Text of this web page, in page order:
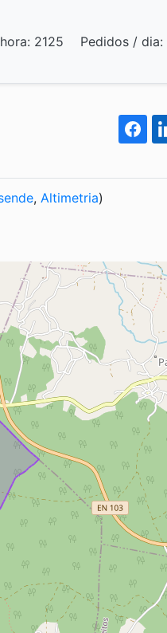
2125 Pedidos / dia:
,Altimetria)